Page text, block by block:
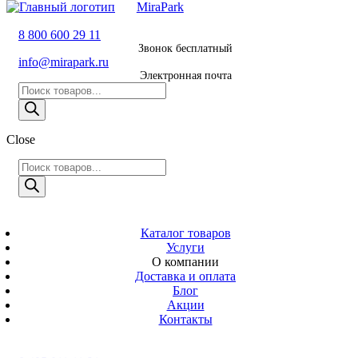
Звонок
бесплатный
8 495 011 11 21
Электронная
Время работы
Москва, ул.
Новослободская
д. 57/65, помещ.
MiraPark
8 800 600 29 11
Звонок бесплатный
info@mirapark.ru
Электронная почта
Поиск
товаров
Close
Поиск
товаров
Каталог товаров
Услуги
О компании
Доставка и оплата
Блог
Акции
Контакты